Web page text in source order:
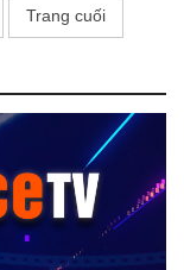
Trang cuối